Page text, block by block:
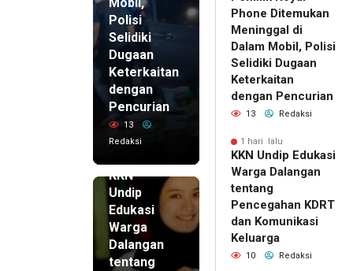
Polisi
Selidiki
Dugaan
Keterkaitan
dengan
Pencurian
13
Redaksi
KKN
Undip
Edukasi
Warga
Dalangan
tentang
Phone Ditemukan
Meninggal di
Dalam Mobil, Polisi
Selidiki Dugaan
Keterkaitan
dengan Pencurian
13 Redaksi
1 hari lalu
KKN Undip Edukasi
Warga Dalangan
tentang
Pencegahan KDRT
dan Komunikasi
Keluarga
10 Redaksi